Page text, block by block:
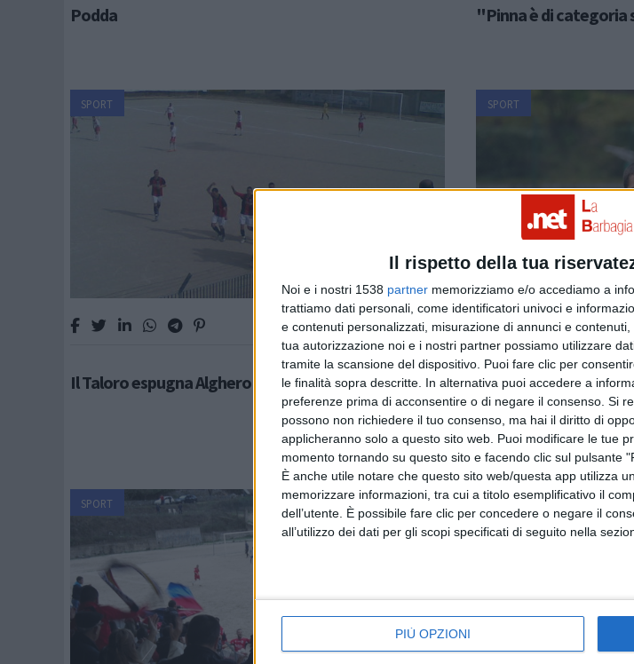
Il rispetto della tua
Noi e i nostri 1538 partner memorizziamo e/o accediamo a
trattiamo dati personali, come identificatori univoci e
e contenuti personalizzati, misurazione di annunci e
tua autorizzazione noi e i nostri partner possiamo utilizzare
tramite la scansione del dispositivo. Puoi fare clic per
le finalità sopra descritte. In alternativa puoi accedere a
preferenze prima di acconsentire o di negare il consenso. Si
possono non richiedere il tuo consenso, ma hai il diritto di
applicheranno solo a questo sito web. Puoi modificare le tue
momento tornando su questo sito e facendo clic sul pulsante
È anche utile notare che questo sito web/questa app utilizza
memorizzare informazioni, tra cui a titolo esemplificativo il
dell’utente. È possibile fare clic per concedere o negare il
all’utilizzo dei dati per gli scopi specificati di seguito nella
PIÙ OPZIONI
Podda
"Pinna è di categoria
SPORT
Il Taloro espugna Alghero e conquista la salvezza
SPORT
La zona Cesarini
la salvezza manca
SPORT SPORT